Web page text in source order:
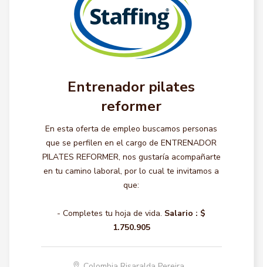
Entrenador pilates
reformer
En esta oferta de empleo buscamos personas
que se perfilen en el cargo de ENTRENADOR
PILATES REFORMER, nos gustaría acompañarte
en tu camino laboral, por lo cual te invitamos a
que:
- Completes tu hoja de vida. Salario : $
1.750.905